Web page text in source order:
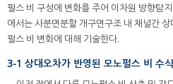
펄스 비 구성에 변화를 주어 이차원 방향탐
에서는 사분면분할 개구면구조 내 채널간
펄스 비 변화에 대해 기술한다.
3-1 상대오차가 반영된 모노펄스 비 수식